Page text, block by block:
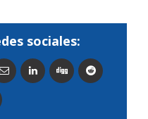
sociales: